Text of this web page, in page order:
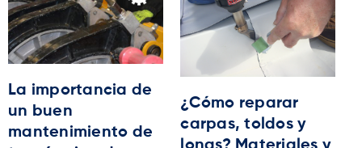
La importancia de
un buen
mantenimiento de
¿Cómo reparar
carpas, toldos y